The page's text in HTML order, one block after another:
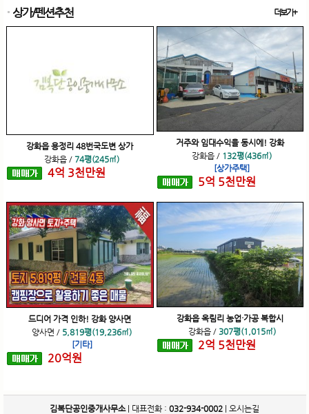
상가/펜션추천 더보기+
강화읍 용정리 48번국도변 상가
강화읍 / 74평(245㎡)
4억 3천만원
거주와 임대수익을 동시에! 강화
강화읍 / 132평(436㎡)
[상가주택]
5억 5천만원
드디어 가격 인하! 강화 양사면
양사면 / 5,819평(19,236㎡)
[기타]
20억원
강화읍 옥림리 농업·가공 복합시
강화읍/ 307평(1,015㎡)
2억 5천만원
김복단공인중개사무소| 대표전화 : 032-934-0002 오시는길